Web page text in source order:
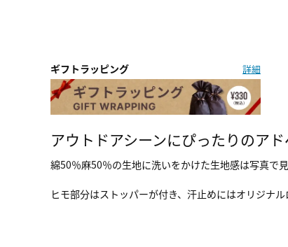
ギフトラッピング 詳細
アウトドアシーンにぴったりのア
綿50％麻50％の生地に洗いをかけた生地感は写真で
ヒモ部分はストッパーが付き、汗止めにはオリジナ